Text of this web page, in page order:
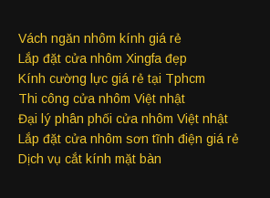
Vách ngăn nhôm kính giá rẻ
Lắp đặt cửa nhôm Xingfa đẹp
Kính cường lực giá rẻ tại Tphcm
Thi công cửa nhôm Việt nhật
Đại lý phân phối cửa nhôm Việt nhật
Lắp đặt cửa nhôm sơn tĩnh điện giá rẻ
Dịch vụ cắt kính mặt bàn